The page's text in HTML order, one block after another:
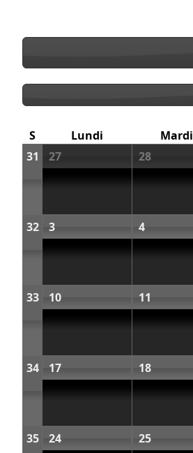
S
Lundi Mardi
31
27 28
32 3 4
33 10 11
34 17 18
35 24 25